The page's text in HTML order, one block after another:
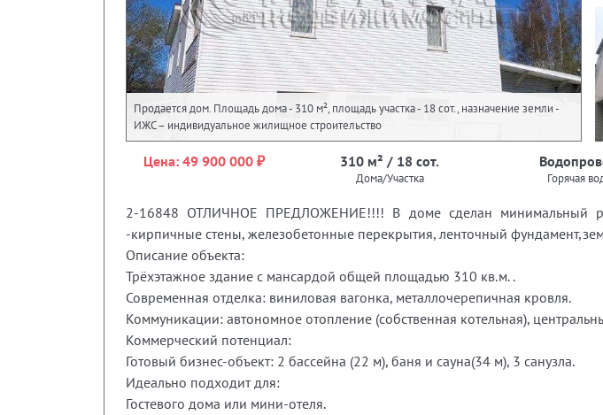
Продается дом. Площадь дома - 310 м², площадь участка - 18 сот., назначение земли -
ИЖС – индивидуальное жилищное строительство
Цена: 49 900 000 ₽ 310 м² / 18 сот.
Дома/Участка Горячая
2-16848 ОТЛИЧНОЕ ПРЕДЛОЖЕНИЕ!!!! В доме сделан минимальный
-кирпичные стены, железобетонные перекрытия, ленточный
Описание объекта:
Трёхэтажное здание с мансардой общей площадью 310 кв.м. .
Современная отделка: виниловая вагонка, металлочерепичная кровля.
Коммуникации: автономное отопление (собственная котельная),
Коммерческий потенциал:
Готовый бизнес-объект: 2 бассейна (22 м), баня и сауна(34 м), 3 санузла.
Идеально подходит для:
Гостевого дома или мини-отеля.